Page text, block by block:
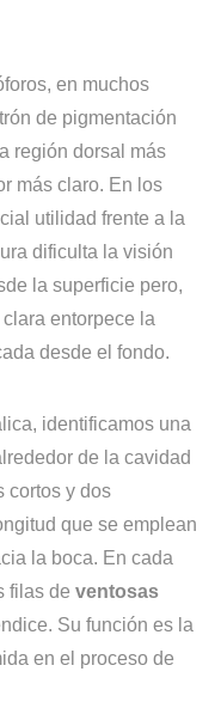
en muchos
de pigmentación
región dorsal más
más claro. En los
utilidad frente a la
dificulta la visión
la superficie pero,
entorpece la
desde el fondo.
identificamos una
de la cavidad
cortos y dos
que se emplean
la boca. En cada
filas de ventosas
Su función es la
en el proceso de